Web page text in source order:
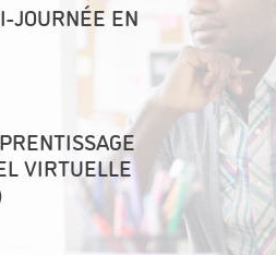
JOURNÉE EN
VIRTUELLE